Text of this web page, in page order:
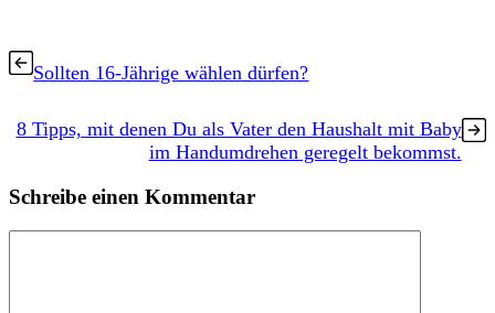
Sollten 16-Jährige wählen dürfen?
8 Tipps, mit denen Du als Vater den Haushalt mit Baby
im Handumdrehen geregelt bekommst.
Schreibe einen Kommentar